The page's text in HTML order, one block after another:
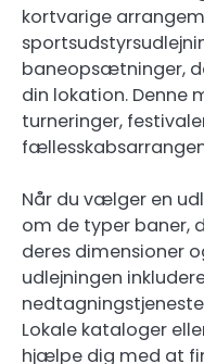
kortvarige
baneopsætninger,
din lokation. Denne
turneringer,
Når du vælger en
om de typer baner,
deres dimensioner
udlejningen
Lokale kataloger
hjælpe dig med at